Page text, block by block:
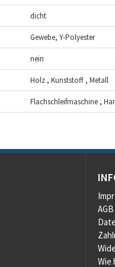
dicht
Gewebe, Y-Polyester
nein
Holz , Kunststoff , Metall
Flachschleifmaschine ,
AGB
Wie